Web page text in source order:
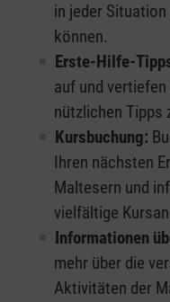
in jeder
können.
Erste-Hilfe-
auf und
nützlichen Tipps
Kursbuchung:
Ihren nächsten
Maltesern und
vielfältige
Informationen
mehr über die
Aktivitäten der